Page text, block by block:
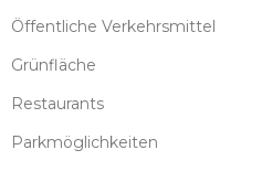
Öffentliche Verkehrsmittel
Grünfläche
Restaurants
Parkmöglichkeiten